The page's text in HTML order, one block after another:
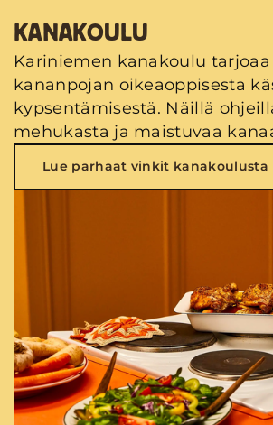
KANAKOULU
Kariniemen kanakoulu
kananpojan oikeaoppisesta
kypsentämisestä. Näillä
mehukasta ja maistuvaa
Lue parhaat vinkit kanakoulusta